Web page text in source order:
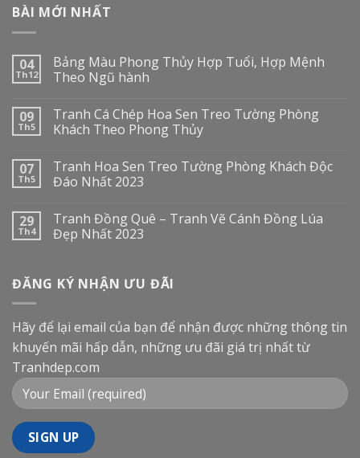
BÀI MỚI NHẤT
04
Th12
Bảng Màu Phong Thủy Hợp Tuổi, Hợp Mệnh
Theo Ngũ hành
09
Th5
Tranh Cá Chép Hoa Sen Treo Tường Phòng
Khách Theo Phong Thủy
07
Th5
Tranh Hoa Sen Treo Tường Phòng Khách Độc
Đáo Nhất 2023
29
Th4
Tranh Đồng Quê – Tranh Vẽ Cánh Đồng Lúa
Đẹp Nhất 2023
ĐĂNG KÝ NHẬN ƯU ĐÃI
Hãy để lại email của bạn để nhận được những thông tin
khuyến mãi hấp dẫn, những ưu đãi giá trị nhất từ
Tranhdep.com